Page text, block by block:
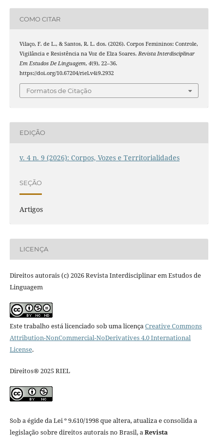
COMO CITAR
Vilaço, F. de L., & Santos, R. L. dos. (2026). Corpos Femininos: Controle,
Vigilância e Resistência na Voz de Elza Soares. Revista Interdisciplinar
Em Estudos De Linguagem, 4(9), 22–36.
https://doi.org/10.67204/riel.v4i9.2932
Formatos de Citação
EDIÇÃO
v. 4 n. 9 (2026): Corpos, Vozes e Territorialidades
SEÇÃO
Artigos
LICENÇA
Direitos autorais (c) 2026 Revista Interdisciplinar em Estudos de
Linguagem
Este trabalho está licenciado sob uma licençaCreative Commons
Attribution-NonCommercial-NoDerivatives 4.0 International
License.
Direitos® 2025 RIEL
Sob a égide da Lei º 9.610/1998 que altera, atualiza e consolida a
legislação sobre direitos autorais no Brasil, aRevista